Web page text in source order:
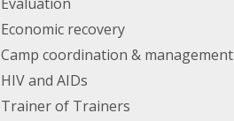
Economic recovery
Camp coordination & management
HIV and AIDs
Trainer of Trainers